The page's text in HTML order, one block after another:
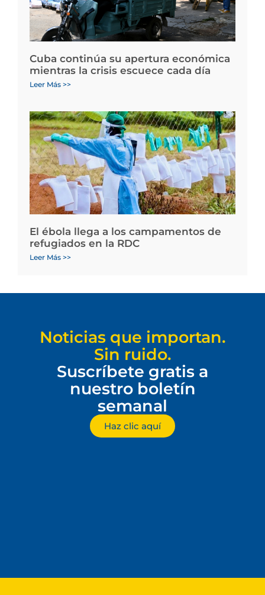
Cuba continúa su apertura económica
mientras la crisis escuece cada día
Leer Más >>
El ébola llega a los campamentos de
refugiados en la RDC
Leer Más >>
Noticias que importan.
Sin ruido.
Suscríbete gratis a
nuestro boletín
semanal
Haz clic aquí